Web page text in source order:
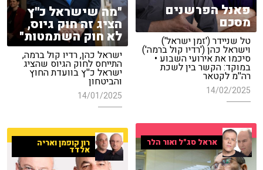
פאנל הפרשנים
מסכם
טל שניידר ('זמן ישראל')
וישראל כהן ('רדיו קול ברמה')
סיכמו את אירועי השבוע •
במוקד: הקשר בין לשכת
רה''מ לקטאר
14/02/2025
"מה שישראל כ''ץ
הציג זה חוק גיוס,
לא חוק השתמטות"
ישראל כהן, רדיו קול ברמה,
התייחס לחוק הגיוס שהציג
ישראל כ''ץ בוועדת החוץ
והביטחון
14/01/2025
אראל סג"ל ואור הלר רון קופמן ואריה
אלדד